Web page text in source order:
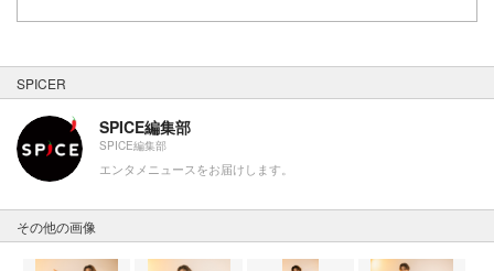
SPICER
SPICE編集部
SPICE編集部
エンタメニュースをお届けします。
その他の画像